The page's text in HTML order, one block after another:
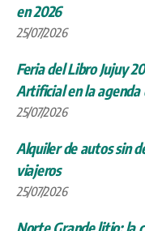
en 2026
25/07/2026
Feria del Libro Jujuy
Artificial en la agenda
25/07/2026
Alquiler de autos sin
viajeros
25/07/2026